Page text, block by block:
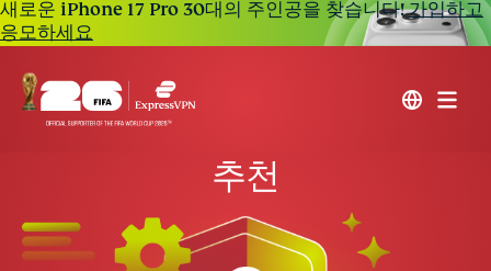
새로운 iPhone 17 Pro 30대의 주인공을 찾습니다!가입하고
응모하세요
추천